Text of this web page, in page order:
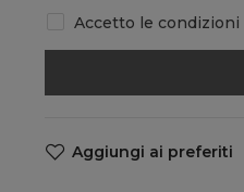
Accetto le condizioni
Aggiungi ai preferiti